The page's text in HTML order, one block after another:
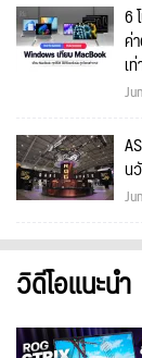
6
ค่
เ
น
วิดีโอแนะนำ